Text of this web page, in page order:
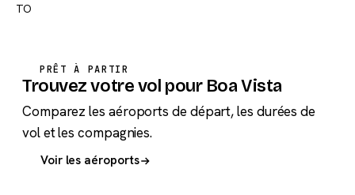
TO
PRÊT À PARTIR
Trouvez votre vol pour Boa Vista
Comparez les aéroports de départ, les durées de
vol et les compagnies.
Voir les aéroports